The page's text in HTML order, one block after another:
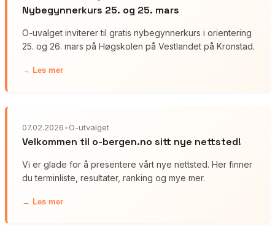
Nybegynnerkurs 25. og 25. mars
O-uvalget inviterer til gratis nybegynnerkurs i orientering
25. og 26. mars på Høgskolen på Vestlandet på Kronstad.
→ Les mer
07.02.2026•O-utvalget
Velkommen til o-bergen.no sitt nye nettsted!
Vi er glade for å presentere vårt nye nettsted. Her finner
du terminliste, resultater, ranking og mye mer.
→ Les mer